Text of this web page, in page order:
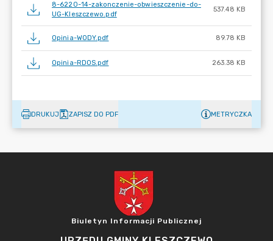
8-6220-14-zakonczenie-obwieszczenie-do-
UG-Kleszczewo.pdf
537.48 KB
Opinia-WODY.pdf 89.78 KB
Opinia-RDOS.pdf 263.38 KB
DRUKUJ ZAPISZ DO PDF METRYCZKA
Biuletyn Informacji Publicznej